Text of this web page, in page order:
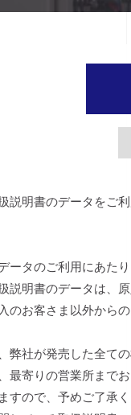
説明書のデータをご
ータのご利用にあたり
説明書のデータは、
のお客さま以外から
弊社が発売した全て
最寄りの営業所まで
すので、予めご了承く